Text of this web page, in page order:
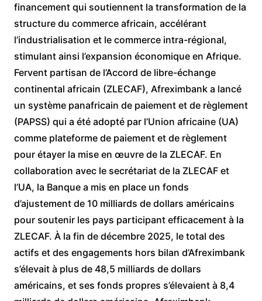
financement qui soutiennent la transformation de la
structure du commerce africain, accélérant
l’industrialisation et le commerce intra-régional,
stimulant ainsi l’expansion économique en Afrique.
Fervent partisan de l’Accord de libre-échange
continental africain (ZLECAF), Afreximbank a lancé
un système panafricain de paiement et de règlement
(PAPSS) qui a été adopté par l’Union africaine (UA)
comme plateforme de paiement et de règlement
pour étayer la mise en œuvre de la ZLECAF. En
collaboration avec le secrétariat de la ZLECAF et
l’UA, la Banque a mis en place un fonds
d’ajustement de 10 milliards de dollars américains
pour soutenir les pays participant efficacement à la
ZLECAF. À la fin de décembre 2025, le total des
actifs et des engagements hors bilan d’Afreximbank
s’élevait à plus de 48,5 milliards de dollars
américains, et ses fonds propres s’élevaient à 8,4